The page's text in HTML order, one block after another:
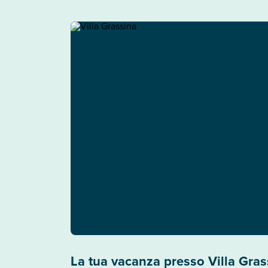
La tua vacanza presso Villa